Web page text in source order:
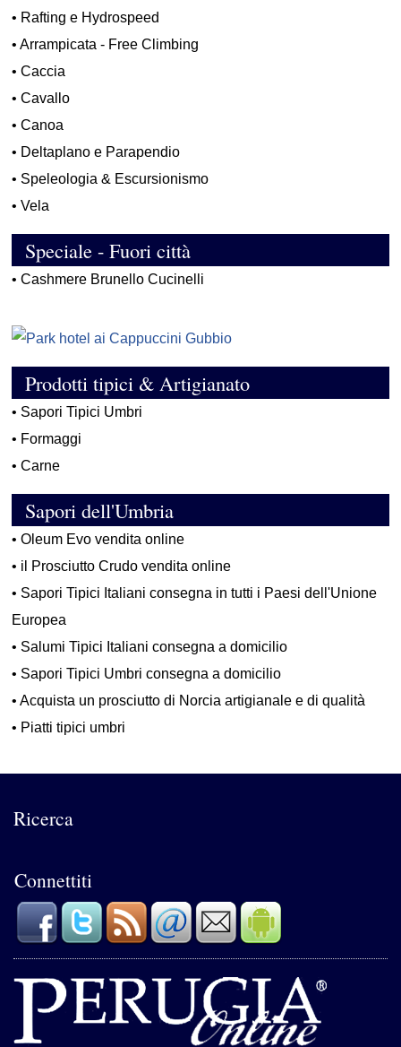
• Rafting e Hydrospeed
•Arrampicata - Free Climbing
•Caccia
•Cavallo
•Canoa
• Deltaplano e Parapendio
• Speleologia & Escursionismo
•Vela
Speciale - Fuori città
•Cashmere Brunello Cucinelli
Prodotti tipici & Artigianato
• Sapori Tipici Umbri
• Formaggi
•Carne
Sapori dell'Umbria
•Oleum Evo vendita online
• il Prosciutto Crudo vendita online
• Sapori Tipici Italiani consegna in tutti i Paesi dell'Unione
Europea
• Salumi Tipici Italiani consegna a domicilio
• Sapori Tipici Umbri consegna a domicilio
•Acquista un prosciutto di Norcia artigianale e di qualità
• Piatti tipici umbri
Ricerca
Connettiti